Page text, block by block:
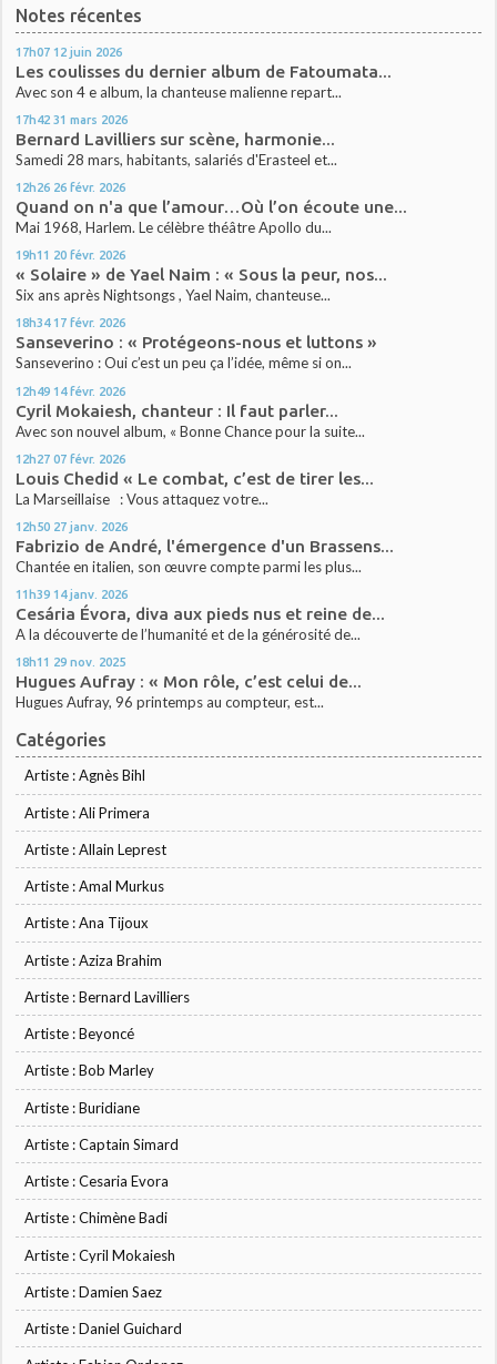
Notes récentes
17h07 12 juin 2026
Les coulisses du dernier album de Fatoumata...
Avec son 4 e album, la chanteuse malienne repart...
17h42 31 mars 2026
Bernard Lavilliers sur scène, harmonie...
Samedi 28 mars, habitants, salariés d'Erasteel et...
12h26 26 févr. 2026
Quand on n'a que l’amour…Où l’on écoute une...
Mai 1968, Harlem. Le célèbre théâtre Apollo du...
19h11 20 févr. 2026
« Solaire » de Yael Naim : « Sous la peur, nos...
Six ans après Nightsongs , Yael Naim, chanteuse...
18h34 17 févr. 2026
Sanseverino : « Protégeons-nous et luttons »
Sanseverino : Oui c’est un peu ça l’idée, même si on...
12h49 14 févr. 2026
Cyril Mokaiesh, chanteur : Il faut parler...
Avec son nouvel album, « Bonne Chance pour la suite...
12h27 07 févr. 2026
Louis Chedid « Le combat, c’est de tirer les...
La Marseillaise : Vous attaquez votre...
12h50 27 janv. 2026
Fabrizio de André, l'émergence d'un Brassens...
Chantée en italien, son œuvre compte parmi les plus...
11h39 14 janv. 2026
Cesária Évora, diva aux pieds nus et reine de...
A la découverte de l’humanité et de la générosité de...
18h11 29 nov. 2025
Hugues Aufray : « Mon rôle, c’est celui de...
Hugues Aufray, 96 printemps au compteur, est...
Catégories
Artiste : Agnès Bihl
Artiste : Ali Primera
Artiste : Allain Leprest
Artiste : Amal Murkus
Artiste : Ana Tijoux
Artiste : Aziza Brahim
Artiste : Bernard Lavilliers
Artiste : Beyoncé
Artiste : Bob Marley
Artiste : Buridiane
Artiste : Captain Simard
Artiste : Cesaria Evora
Artiste : Chimène Badi
Artiste : Cyril Mokaiesh
Artiste : Damien Saez
Artiste : Daniel Guichard